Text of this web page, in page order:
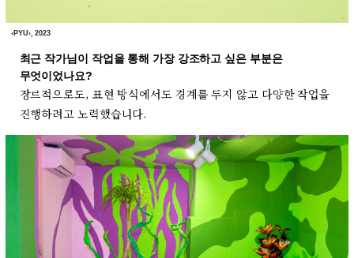
‹PYU›, 2023
최근 작가님이 작업을 통해 가장 강조하고 싶은 부분은
무엇이었나요?
장르적으로도, 표현 방식에서도 경계를 두지 않고 다양한 작업을
진행하려고 노력했습니다.